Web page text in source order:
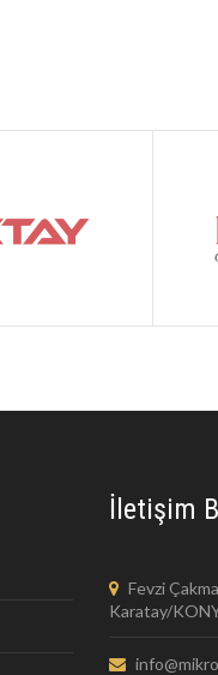
İletişim
Fevzi
Karatay/